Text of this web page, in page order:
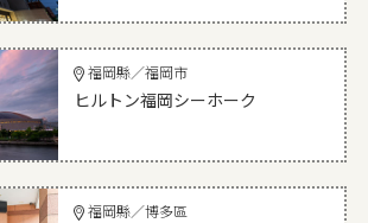
福岡縣／福岡市
ヒルトン福岡シーホーク
福岡縣／博多區